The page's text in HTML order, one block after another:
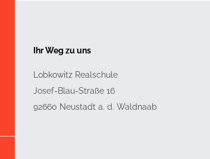
Ihr Weg zu uns
Lobkowitz Realschule
Josef-Blau-Straße 16
92660 Neustadt a. d. Waldnaab